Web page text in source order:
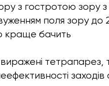
з гостротою
поля зору до
краще бачить
виражені
заходів